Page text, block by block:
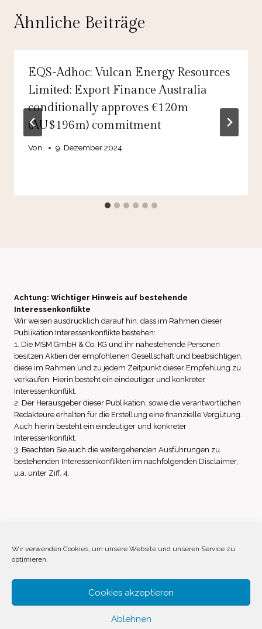
Wir verwenden Cookies, um unsere Website und unseren Service zu
optimieren.
Cookies akzeptieren
Ablehnen
Ähnliche Beiträge
EQS-Adhoc: Vulcan Energy Resources
Limited: Export Finance Australia
conditionally approves €120m
(AU$196m) commitment
Von 9. Dezember 2024
Achtung: Wichtiger Hinweis auf bestehende
Interessenkonflikte
Wir weisen ausdrücklich darauf hin, dass im Rahmen dieser
Publikation Interessenkonflikte bestehen:
1. Die MSM GmbH & Co. KG und ihr nahestehende Personen
besitzen Aktien der empfohlenen Gesellschaft und beabsichtigen,
diese im Rahmen und zu jedem Zeitpunkt dieser Empfehlung zu
verkaufen. Hierin besteht ein eindeutiger und konkreter
Interessenkonflikt.
2. Der Herausgeber dieser Publikation, sowie die verantwortlichen
Redakteure erhalten für die Erstellung eine finanzielle Vergütung.
Auch hierin besteht ein eindeutiger und konkreter
Interessenkonflikt.
3. Beachten Sie auch die weitergehenden Ausführungen zu
bestehenden Interessenkonflikten im nachfolgenden Disclaimer,
u.a. unter Ziff. 4.
Impressum Datenschutz
Disclaimer